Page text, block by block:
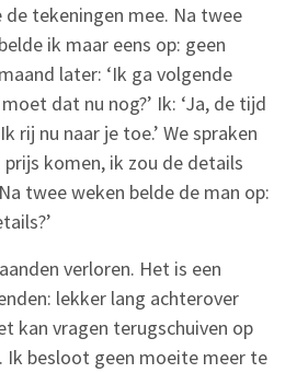
tekeningen mee. Na twee
ik maar eens op: geen
later: ‘Ik ga volgende
dat nu nog?’ Ik: ‘Ja, de tijd
rij nu naar je toe.’ We spraken
komen, ik zou de details
twee weken belde de man op:
verloren. Het is een
lekker lang achterover
kan vragen terugschuiven op
Ik besloot geen moeite meer te